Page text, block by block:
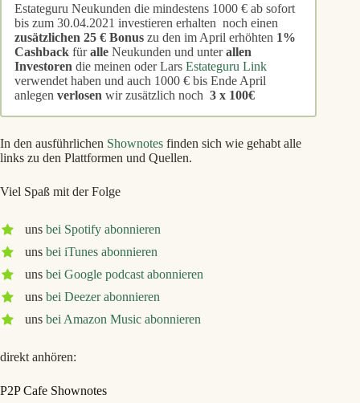
Estateguru Neukunden die mindestens 1000 € ab sofort
bis zum 30.04.2021 investieren erhalten noch einen
zusätzlichen 25 € Bonus zu den im April erhöhten 1%
Cashback füralle Neukunden und unterallen
Investoren die meinen oder Lars Estateguru Link
verwendet haben und auch 1000 € bis Ende April
anlegen verlosen wir zusätzlich noch 3 x 100€
In den ausführlichen Shownotes finden sich wie gehabt alle
links zu den Plattformen und Quellen.
Viel Spaß mit der Folge
uns bei Spotify abonnieren
uns bei iTunes abonnieren
uns bei Google podcast abonnieren
uns bei Deezer abonnieren
uns bei Amazon Music abonnieren
direkt anhören:
P2P Cafe Shownotes